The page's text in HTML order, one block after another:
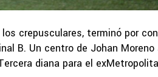
crepusculares, terminó por
B. Un centro de Johan
diana para el